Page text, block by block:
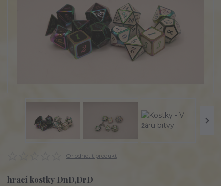
Ohodnotit produkt
hrací kostky DnD,DrD